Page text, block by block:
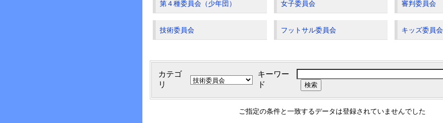
第４種委員会（少年団） 女子委員会 審判委員会
技術委員会 フットサル委員会 キッズ委員会
カテゴ
リ
キーワー
ド
ご指定の条件と一致するデータは登録されていませんでした